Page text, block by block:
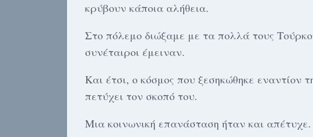
κρύβουν κάποια αλήθεια.
Στο πόλεμο διώξαμε με τα πολλά τους
συνέταιροι έμειναν.
Και έτσι, ο κόσμος που ξεσηκώθηκε εναντίον
πετύχει τον σκοπό του.
Μια κοινωνική επανάσταση ήταν και απέτυχε.